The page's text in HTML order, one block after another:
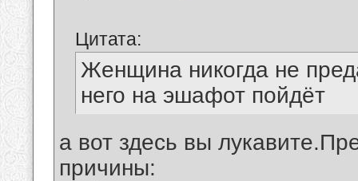
Цитата:
Женщина никогда не
него на эшафот пойдёт
а вот здесь вы
причины: